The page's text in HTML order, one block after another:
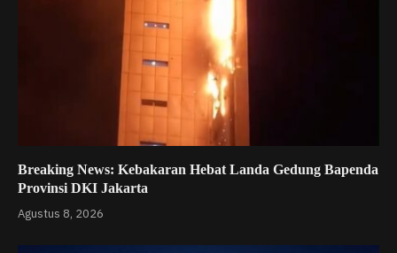
Breaking News: Kebakaran Hebat Landa Gedung Bapenda
Provinsi DKI Jakarta
Agustus 8, 2026